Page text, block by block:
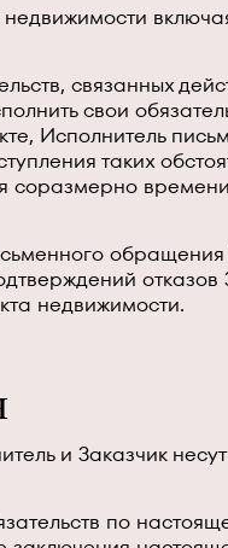
связанных
свои
Исполнитель
таких
соразмерно
отказов
недвижимости.
и Заказчик несут
по